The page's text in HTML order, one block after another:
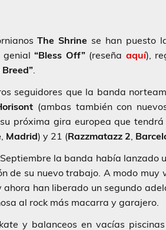
The Shrine se han puesto
genial“Bless Off”(reseña aquí),
Breed”.
seguidores que la banda
(ambas también con
próxima gira europea que
, Madrid) y 21 (Razzmatazz 2,
la banda había lanzado
de su nuevo trabajo. A modo muy
ahora han liberado un segundo
al rock más macarra y garajero.
y balanceos en vacías